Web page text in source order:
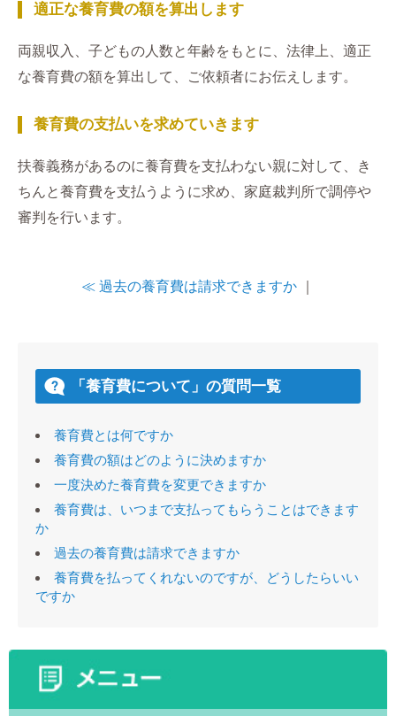
適正な養育費の額を算出します
両親収入、子どもの人数と年齢をもとに、法律上、適正
な養育費の額を算出して、ご依頼者にお伝えします。
養育費の支払いを求めていきます
扶養義務があるのに養育費を支払わない親に対して、き
ちんと養育費を支払うように求め、家庭裁判所で調停や
審判を行います。
≪ 過去の養育費は請求できますか
「養育費について」の質問一覧
養育費とは何ですか
養育費の額はどのように決めますか
一度決めた養育費を変更できますか
養育費は、いつまで支払ってもらうことはできます
か
過去の養育費は請求できますか
養育費を払ってくれないのですが、どうしたらいい
ですか